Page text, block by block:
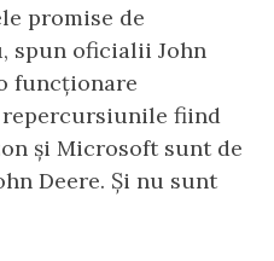
promise de
spun oficialii John
funcționare
fiind
și Microsoft sunt de
Deere. Și nu sunt